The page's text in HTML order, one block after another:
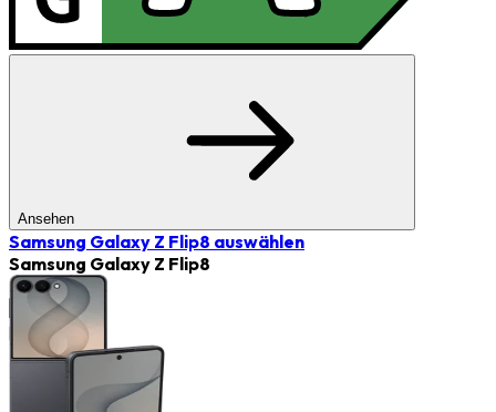
Ansehen
Samsung Galaxy Z Flip8 auswählen
Samsung Galaxy Z Flip8